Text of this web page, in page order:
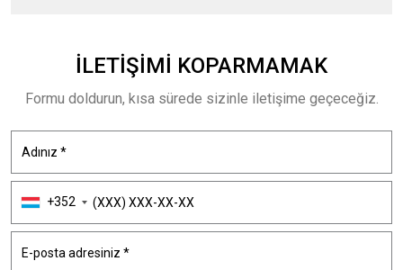
İLETIŞIMI KOPARMAMAK
Formu doldurun, kısa sürede sizinle iletişime geçeceğiz.
+352